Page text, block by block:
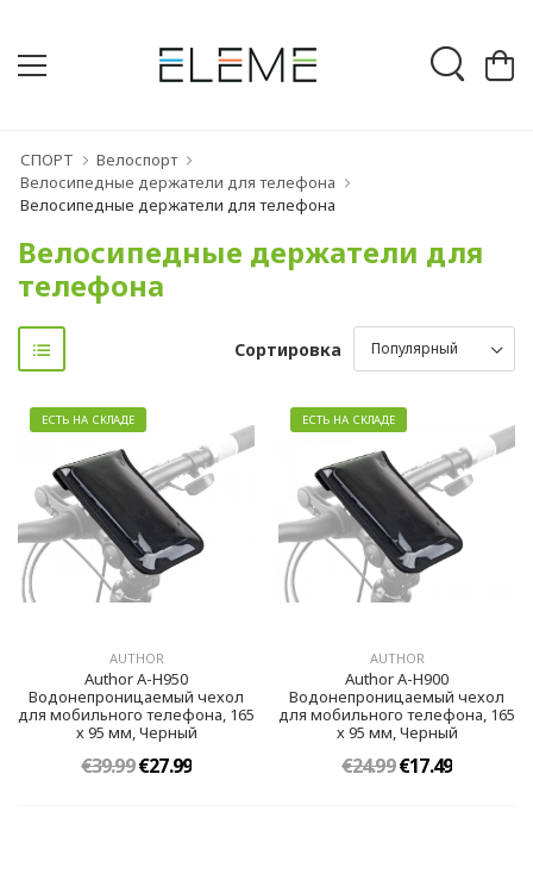
СПОРТ
Велоспорт
Велосипедные держатели для телефона
Велосипедные держатели для телефона
Велосипедные держатели для
телефона
Сортировка
ЕСТЬ НА СКЛАДЕ
AUTHOR
Author A-H950
Водонепроницаемый чехол
для мобильного телефона, 165
х 95 мм, Черный
€39.99€27.99
ЕСТЬ НА СКЛАДЕ
AUTHOR
Author A-H900
Водонепроницаемый чехол
для мобильного телефона, 165
х 95 мм, Черный
€24.99€17.49